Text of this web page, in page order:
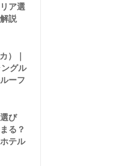
ア選
説
）｜
グル
ーフ
び
る？
テル